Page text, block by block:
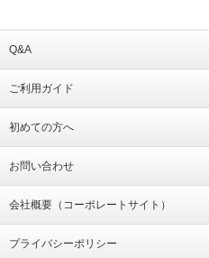
Q&A
ご利用ガイド
初めての方へ
お問い合わせ
会社概要（コーポレートサイト）
プライバシーポリシー